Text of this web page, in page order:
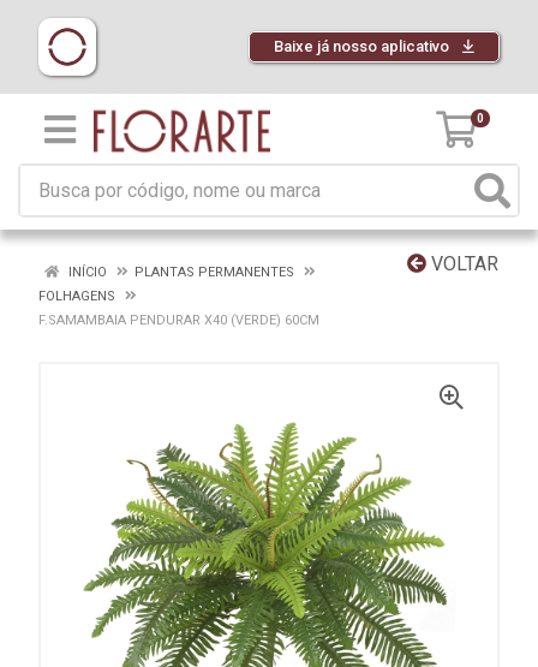
Baixe já nosso aplicativo
0
VOLTAR
INÍCIO
PLANTAS PERMANENTES
FOLHAGENS
F.SAMAMBAIA PENDURAR X40 (VERDE) 60CM